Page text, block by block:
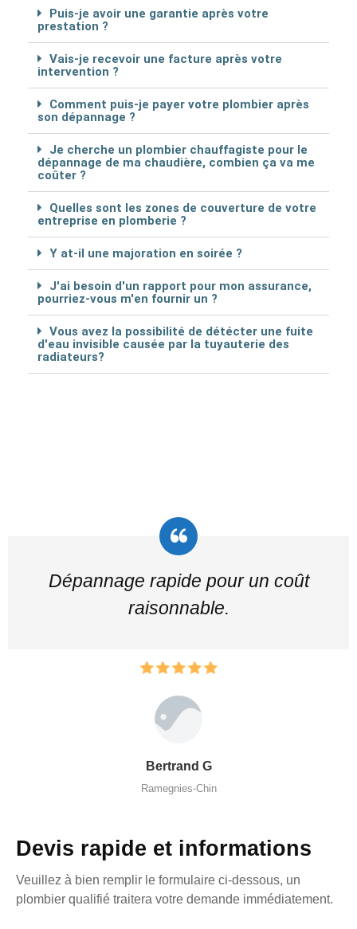
Puis-je avoir une garantie après votre
prestation ?
Vais-je recevoir une facture après votre
intervention ?
Comment puis-je payer votre plombier après
son dépannage ?
Je cherche un plombier chauffagiste pour le
dépannage de ma chaudière, combien ça va me
coûter ?
Quelles sont les zones de couverture de votre
entreprise en plomberie ?
Y at-il une majoration en soirée ?
J'ai besoin d'un rapport pour mon assurance,
pourriez-vous m'en fournir un ?
Vous avez la possibilité de détécter une fuite
d'eau invisible causée par la tuyauterie des
radiateurs?
Dépannage rapide pour un coût
raisonnable.
Bertrand G
Ramegnies-Chin
Devis rapide et informations
Veuillez à bien remplir le formulaire ci-dessous, un
plombier qualifié traitera votre demande immédiatement.